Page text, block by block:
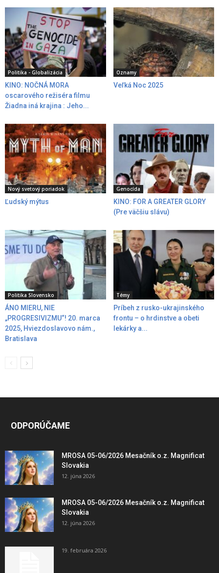
Politika - Globalizácia
KINO: NOČNÁ MORA
oscarového režiséra filmu
Žiadna iná krajina : Jeho...
Oznamy
Veľká Noc 2025
Nový svetový poriadok
Ľudský mýtus
Genocída
KINO: FOR A GREATER GLORY
(Pre väčšiu slávu)
Politika Slovensko
ÁNO MIERU, NIE
„PROGRESIVIZMU“! 20. marca
2025, Hviezdoslavovo nám.,
Bratislava
Témy
Príbeh z rusko-ukrajinského
frontu – o hrdinstve a obeti
lekárky a...
ODPORÚČAME
MROSA 05-06/2026 Mesačník o.z. Magnificat
Slovakia
12. júna 2026
MROSA 05-06/2026 Mesačník o.z. Magnificat
Slovakia
12. júna 2026
19. februára 2026